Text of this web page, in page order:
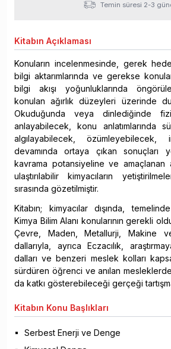
Temin süresi 2-3
Kitabın Açıklaması
Konuların incelenmesinde, gerek
bilgi aktarımlarında ve gerekse
bilgi akışı yoğunluklarında
konulan ağırlık düzeyleri üzerinde
Okuduğunda veya dinlediğinde
anlayabilecek, konu anlatımlarında
algılayabilecek, özümleyebilecek,
devamında ortaya çıkan sonuçları
kavrama potansiyeline ve amaçlanan
ulaştırılabilir kimyacıların
sırasında gözetilmiştir.
Kitabın; kimyacılar dışında,
Kimya Bilim Alanı konularının gerekli
Çevre, Maden, Metallurji, Makine
dallarıyla, ayrıca Eczacılık,
dalları ve benzeri meslek kolları
sürdüren öğrenci ve anılan
da katkı gösterebileceği gerçeği
Kitabın Konu Başlıkları
Serbest Enerji ve Denge